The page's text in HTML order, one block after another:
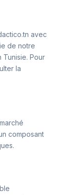
avec
de notre
Tunisie. Pour
la
composant